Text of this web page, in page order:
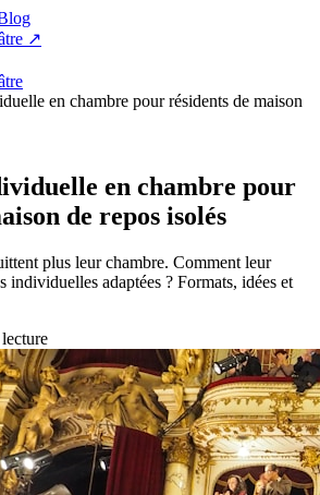
↗
en chambre pour résidents de maison
en chambre pour
de repos isolés
plus leur chambre. Comment leur
individuelles adaptées ? Formats, idées et